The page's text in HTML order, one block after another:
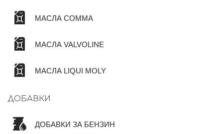
МАСЛА COMMA
МАСЛА VALVOLINE
МАСЛА LIQUI MOLY
ДОБАВКИ
ДОБАВКИ ЗА БЕНЗИН